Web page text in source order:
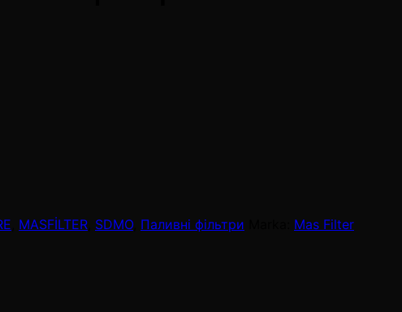
MASFİLTER SDMO, Паливні фільтри
Mas Filter